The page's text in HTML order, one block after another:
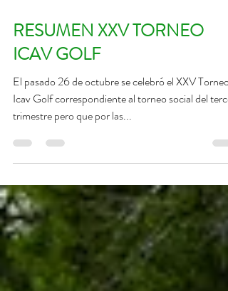
27 oct 2019 1 min de lectura
RESUMEN XXV TORNEO
ICAV GOLF
Icav Golf correspondiente al torneo social del tercer
trimestre pero que por las...